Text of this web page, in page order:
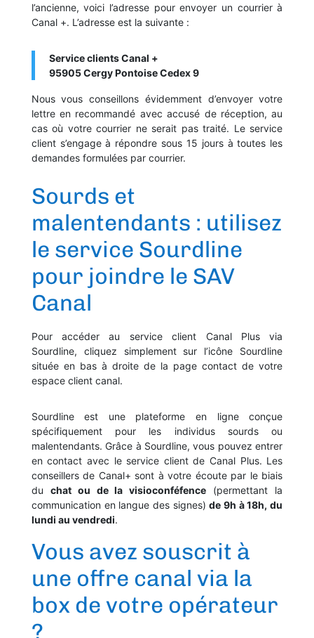
l’ancienne, voici l’adresse pour envoyer un courrier à
Canal +. L’adresse est la suivante :
Service clients Canal +
95905 Cergy PontoiseCedex 9
Nous vous conseillons évidemment d’envoyer votre
lettre en recommandé avec accusé de réception, au
cas où votre courrier ne serait pas traité. Le service
client s’engage à répondre sous 15 jours à toutes les
demandes formulées par courrier.
Sourds et
malentendants : utilisez
le service Sourdline
pour joindre le SAV
Canal
Pour accéder au service client Canal Plus via
Sourdline, cliquez simplement sur l’icône Sourdline
située en bas à droite de la page contact de votre
espace client canal.
Sourdline est une plateforme en ligne conçue
spécifiquement pour les individus sourds ou
malentendants. Grâce à Sourdline, vous pouvez entrer
en contact avec le service client de Canal Plus. Les
conseillers de Canal+ sont à votre écoute par le biais
du chat ou de la visioconféfence (permettant la
communication en langue des signes)de 9h à 18h, du
lundi au vendredi.
Vous avez souscrit à
une offre canal via la
box de votre opérateur
?